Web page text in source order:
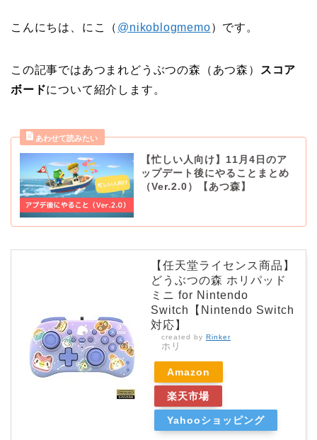
こんにちは、にこ（ @nikoblogmemo）です。
この記事ではあつまれどうぶつの森（あつ森） スコア
ボードについて紹介します。
【忙しい人向け】11月4日のア
ップデート後にやることまとめ
（Ver.2.0）【あつ森】
【任天堂ライセンス商品】
どうぶつの森 ホリパッド
ミニ for Nintendo
Switch【Nintendo Switch
対応】
created by Rinker
ホリ
Amazon
楽天市場
Yahooショッピング